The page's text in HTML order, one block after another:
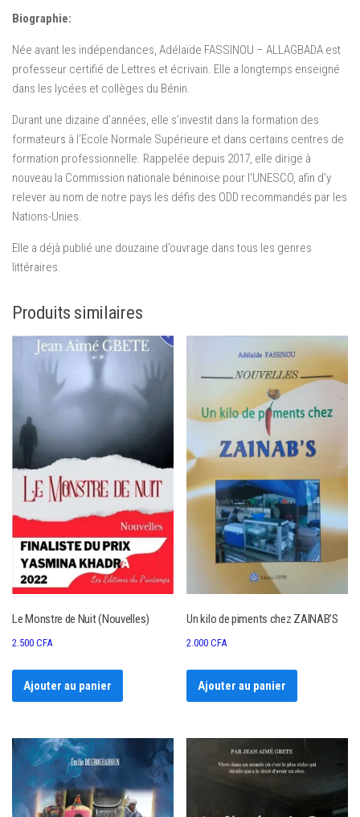
Biographie:
Née avant les indépendances, Adélaïde FASSINOU – ALLAGBADA est
professeur certifié de Lettres et écrivain. Elle a longtemps enseigné
dans les lycées et collèges du Bénin.
Durant une dizaine d’années, elle s’investit dans la formation des
formateurs à l’Ecole Normale Supérieure et dans certains centres de
formation professionnelle. Rappelée depuis 2017, elle dirige à
nouveau la Commission nationale béninoise pour l’UNESCO, afin d’y
relever au nom de notre pays les défis des ODD recommandés par les
Nations-Unies.
Elle a déjà publié une douzaine d’ouvrage dans tous les genres
littéraires.
Produits similaires
Le Monstre de Nuit (Nouvelles)
2.500 CFA
Ajouter au panier
Un kilo de piments chez ZAINAB’S
2.000CFA
Ajouter au panier